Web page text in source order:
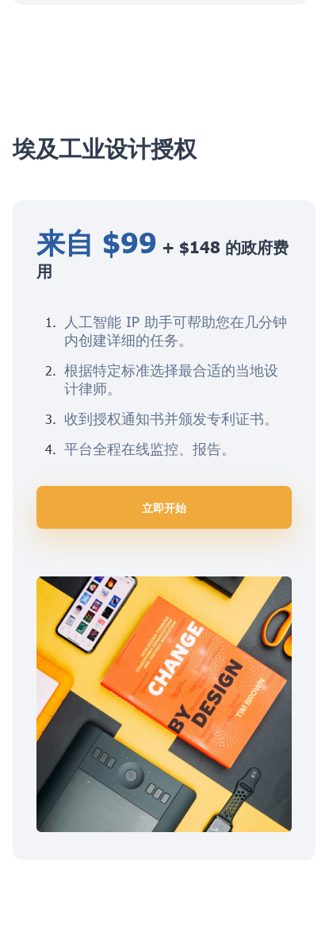
埃及工业设计授权
来自 $99 + $148 的政府费
用
人工智能 IP 助手可帮助您在几分钟
内创建详细的任务。
根据特定标准选择最合适的当地设
计律师。
收到授权通知书并颁发专利证书。
平台全程在线监控、报告。
立即开始